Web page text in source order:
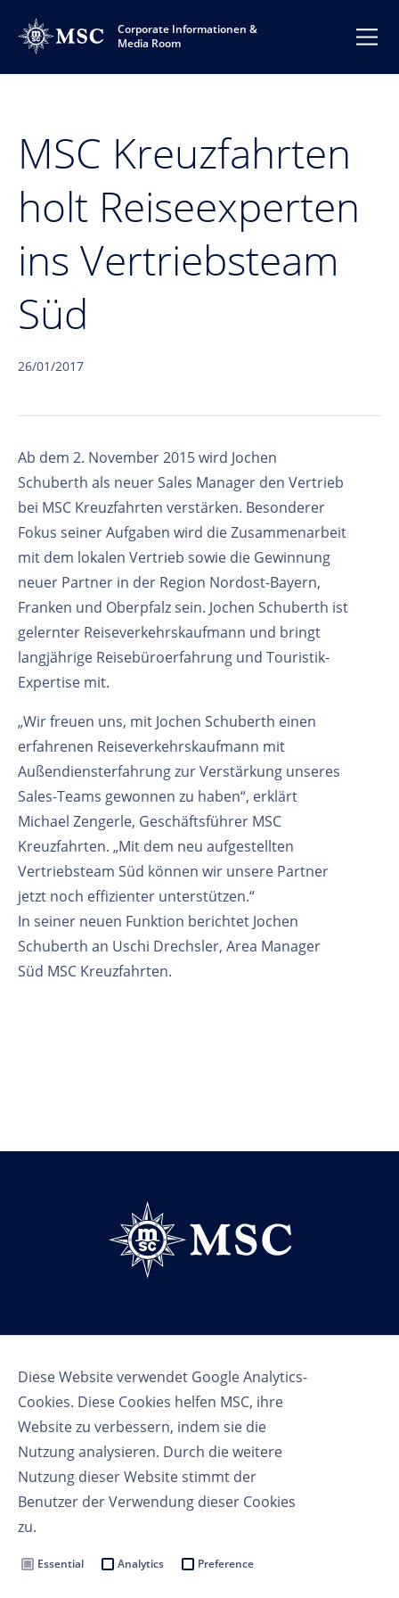
Diese Website verwendet Google Analytics-
Cookies. Diese Cookies helfen MSC, ihre
Website zu verbessern, indem sie die
Nutzung analysieren. Durch die weitere
Nutzung dieser Website stimmt der
Benutzer der Verwendung dieser Cookies
zu.
Essential Analytics Preference
Corporate Informationen &
Media Room
MSC Kreuzfahrten
holt Reiseexperten
ins Vertriebsteam
Süd
26/01/2017
Ab dem 2. November 2015 wird Jochen
Schuberth als neuer Sales Manager den Vertrieb
bei MSC Kreuzfahrten verstärken. Besonderer
Fokus seiner Aufgaben wird die Zusammenarbeit
mit dem lokalen Vertrieb sowie die Gewinnung
neuer Partner in der Region Nordost-Bayern,
Franken und Oberpfalz sein. Jochen Schuberth ist
gelernter Reiseverkehrskaufmann und bringt
langjährige Reisebüroerfahrung und Touristik-
Expertise mit.
„Wir freuen uns, mit Jochen Schuberth einen
erfahrenen Reiseverkehrskaufmann mit
Außendiensterfahrung zur Verstärkung unseres
Sales-Teams gewonnen zu haben“, erklärt
Michael Zengerle, Geschäftsführer MSC
Kreuzfahrten. „Mit dem neu aufgestellten
Vertriebsteam Süd können wir unsere Partner
jetzt noch effizienter unterstützen.“
In seiner neuen Funktion berichtet Jochen
Schuberth an Uschi Drechsler, Area Manager
Süd MSC Kreuzfahrten.
Follow us
Nutzungsbedingungen
Cookie Settings